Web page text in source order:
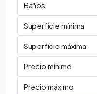
Baños
Precio mínimo
Precio máximo